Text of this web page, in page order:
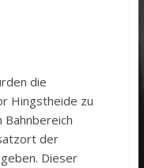
die
Hingstheide zu
Bahnbereich
der
Dieser